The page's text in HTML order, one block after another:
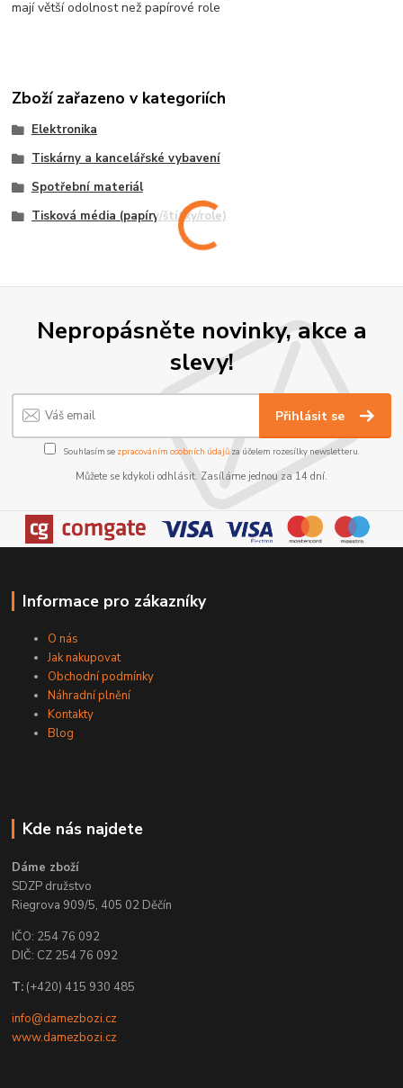
mají větší odolnost než papírové role
Zboží zařazeno v kategoriích
Elektronika
Tiskárny a kancelářské vybavení
Spotřební materiál
Tisková média (papíry/štítky/role)
Nepropásněte novinky, akce a
slevy!
Přihlásit se
Souhlasím se zpracováním osobních údajůza účelem rozesílky newsletteru.
Můžete se kdykoli odhlásit. Zasíláme jednou za 14 dní.
Informace pro zákazníky
O nás
Jak nakupovat
Obchodní podmínky
Náhradní plnění
Kontakty
Blog
Kde nás najdete
Dáme zboží
SDZP družstvo
Riegrova 909/5, 405 02 Děčín
IČO: 254 76 092
DIČ: CZ 254 76 092
T: (+420) 415 930 485
info@damezbozi.cz
www.damezbozi.cz